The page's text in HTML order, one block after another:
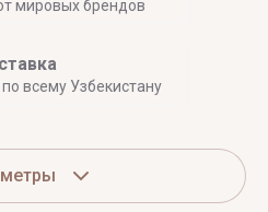
мировых брендов
всему Узбекистану